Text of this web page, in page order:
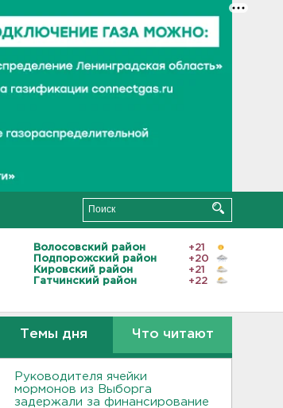
Волосовский район
+21
Подпорожский район
+20
Кировский район
+21
Гатчинский район
+22
Темы дня Что читают
Руководителя ячейки
мормонов из Выборга
задержали за финансирование